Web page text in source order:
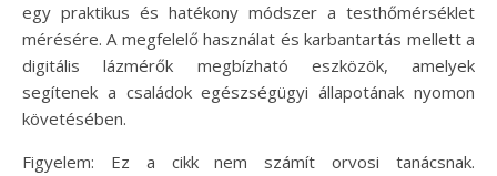
egy praktikus és hatékony módszer a testhőmérséklet
mérésére. A megfelelő használat és karbantartás mellett a
digitális lázmérők megbízható eszközök, amelyek
segítenek a családok egészségügyi állapotának nyomon
követésében.
Figyelem: Ez a cikk nem számít orvosi tanácsnak.